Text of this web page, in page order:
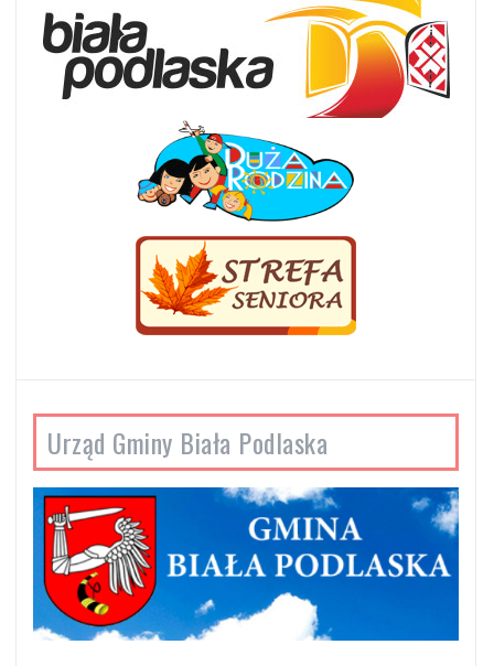
Urząd Gminy Biała Podlaska